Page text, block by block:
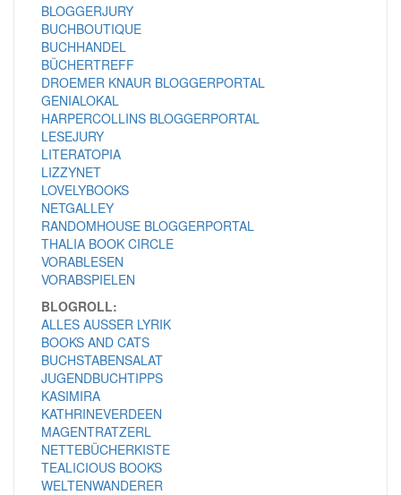
BLOGGERJURY
BUCHBOUTIQUE
BUCHHANDEL
BÜCHERTREFF
DROEMER KNAUR BLOGGERPORTAL
GENIALOKAL
HARPERCOLLINS BLOGGERPORTAL
LESEJURY
LITERATOPIA
LIZZYNET
LOVELYBOOKS
NETGALLEY
RANDOMHOUSE BLOGGERPORTAL
THALIA BOOK CIRCLE
VORABLESEN
VORABSPIELEN
BLOGROLL:
ALLES AUSSER LYRIK
BOOKS AND CATS
BUCHSTABENSALAT
JUGENDBUCHTIPPS
KASIMIRA
KATHRINEVERDEEN
MAGENTRATZERL
NETTEBÜCHERKISTE
TEALICIOUS BOOKS
WELTENWANDERER